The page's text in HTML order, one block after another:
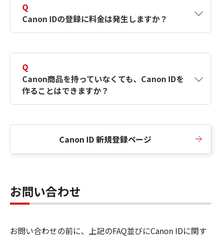
択したサービスから取得します。アカウントを
簡単に作成できるように、この情報を使用して
Canon IDの登録フォームを入力します。
Q
Canon IDの登録に料金は発生しますか？
Q
Canon商品を持っていなくても、Canon IDを
作ることはできますか？
Canon ID 新規登録ページ
お問い合わせ
お問い合わせの前に、上記のFAQ並びにCanon IDに関す